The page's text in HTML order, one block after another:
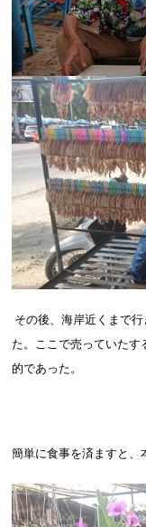
その後、海岸近くまで
た。ここで売っていたす
的であった。
簡単に食事を済ますと、